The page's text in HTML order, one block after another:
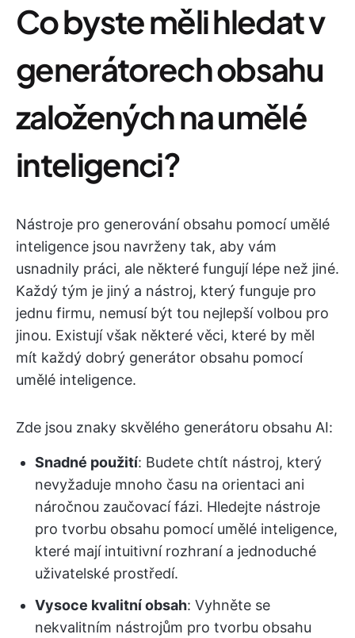
Co byste měli hledat v
generátorech obsahu
založených na umělé
inteligenci?
Nástroje pro generování obsahu pomocí umělé
inteligence jsou navrženy tak, aby vám
usnadnily práci, ale některé fungují lépe než jiné.
Každý tým je jiný a nástroj, který funguje pro
jednu firmu, nemusí být tou nejlepší volbou pro
jinou. Existují však některé věci, které by měl
mít každý dobrý generátor obsahu pomocí
umělé inteligence.
Zde jsou znaky skvělého generátoru obsahu AI:
Snadné použití: Budete chtít nástroj, který
nevyžaduje mnoho času na orientaci ani
náročnou zaučovací fázi. Hledejte nástroje
pro tvorbu obsahu pomocí umělé inteligence,
které mají intuitivní rozhraní a jednoduché
uživatelské prostředí.
Vysoce kvalitní obsah: Vyhněte se
nekvalitním nástrojům pro tvorbu obsahu